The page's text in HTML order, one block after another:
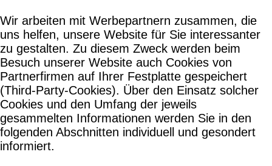
Wir arbeiten mit Werbepartnern zusammen, die
uns helfen, unsere Website für Sie interessanter
zu gestalten. Zu diesem Zweck werden beim
Besuch unserer Website auch Cookies von
Partnerfirmen auf Ihrer Festplatte gespeichert
(Third-Party-Cookies). Über den Einsatz solcher
Cookies und den Umfang der jeweils
gesammelten Informationen werden Sie in den
folgenden Abschnitten individuell und gesondert
informiert.